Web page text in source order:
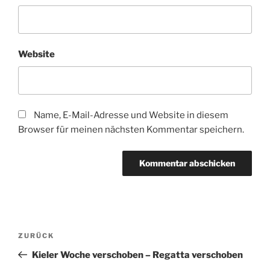
Website
Name, E-Mail-Adresse und Website in diesem
Browser für meinen nächsten Kommentar speichern.
Beitragsnavigation
Vorheriger
Beitrag
ZURÜCK
Kieler Woche verschoben – Regatta verschoben